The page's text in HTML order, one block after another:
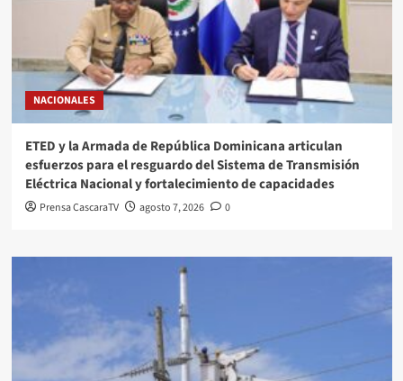
NACIONALES
ETED y la Armada de República Dominicana articulan
esfuerzos para el resguardo del Sistema de Transmisión
Eléctrica Nacional y fortalecimiento de capacidades
Prensa CascaraTV agosto 7, 2026 0